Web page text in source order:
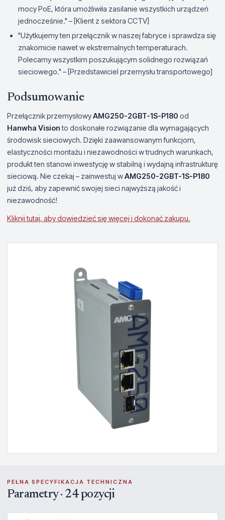
mocy PoE, która umożliwiła zasilanie wszystkich urządzeń
jednocześnie." – [Klient z sektora CCTV]
"Użytkujemy ten przełącznik w naszej fabryce i sprawdza się
znakomicie nawet w ekstremalnych temperaturach.
Polecamy wszystkim poszukującym solidnego rozwiązań
sieciowego." – [Przedstawiciel przemysłu transportowego]
Podsumowanie
Przełącznik przemysłowyAMG250-2GBT-1S-P180 od
Hanwha Visionto doskonałe rozwiązanie dla wymagających
środowisk sieciowych. Dzięki zaawansowanym funkcjom,
elastyczności montażu i niezawodności w trudnych warunkach,
produkt ten stanowi inwestycję w stabilną i wydajną infrastrukturę
sieciową. Nie czekaj – zainwestuj wAMG250-2GBT-1S-P180
już dziś, aby zapewnić swojej sieci najwyższą jakość i
niezawodność!
Kliknij tutaj, aby dowiedzieć się więcej i dokonać zakupu.
PEŁNA SPECYFIKACJA TECHNICZNA
Parametry · 24 pozycji